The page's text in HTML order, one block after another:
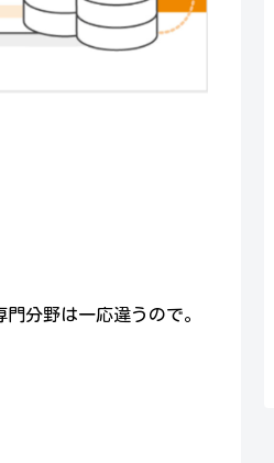
分野は一応違うので。